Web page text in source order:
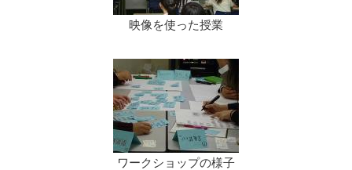
映像を使った授業
ワークショップの様子